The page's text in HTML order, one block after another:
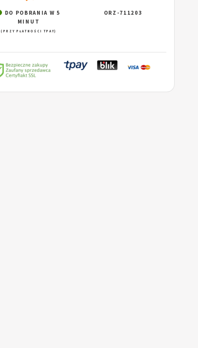
DO POBRANIA W 5
MINUT
(PRZY PŁATNOŚCI TPAY)
ORZ-711203